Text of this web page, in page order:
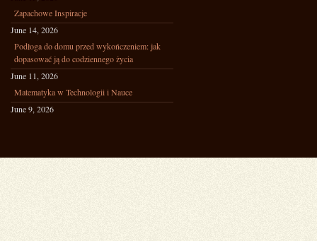
Zapachowe Inspiracje
June 14, 2026
Podłoga do domu przed wykończeniem: jak
dopasować ją do codziennego życia
June 11, 2026
Matematyka w Technologii i Nauce
June 9, 2026